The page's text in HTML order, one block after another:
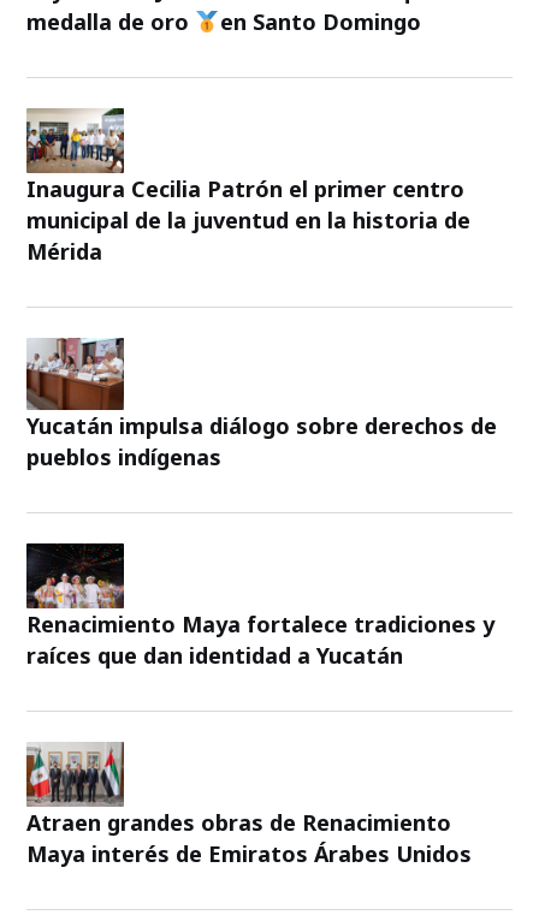
medalla de oro
en Santo Domingo
Inaugura Cecilia Patrón el primer centro
municipal de la juventud en la historia de
Mérida
Yucatán impulsa diálogo sobre derechos de
pueblos indígenas
Renacimiento Maya fortalece tradiciones y
raíces que dan identidad a Yucatán
Atraen grandes obras de Renacimiento
Maya interés de Emiratos Árabes Unidos